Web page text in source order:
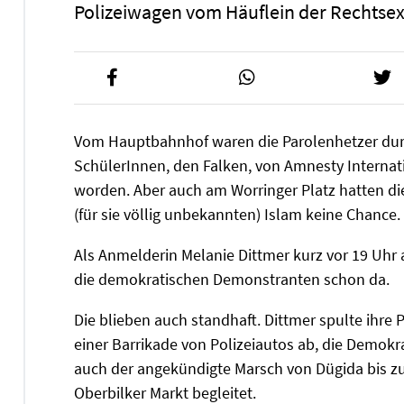
Polizeiwagen vom Häuflein der
Vom Hauptbahnhof waren die Parolenhetzer
SchülerInnen, den Falken, von Amnesty
worden. Aber auch am Worringer Platz hatten
(für sie völlig unbekannten) Islam keine Chance.
Als Anmelderin Melanie Dittmer kurz vor 19
die demokratischen Demonstranten schon da.
Die blieben auch standhaft. Dittmer spulte ihre
einer Barrikade von Polizeiautos ab, die
auch der angekündigte Marsch von Dügida bis
Oberbilker Markt begleitet.